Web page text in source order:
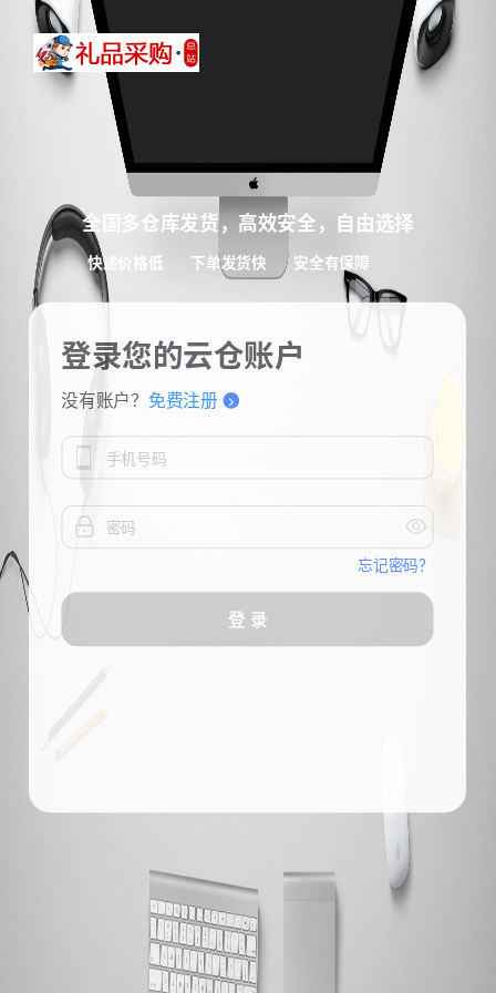
全国多仓库发货，高效安全，自由选择
快递价格低 下单发货快 安全有保障
登录您的云仓账户
没有账户？ 免费注册
 
忘记密码？
登 录